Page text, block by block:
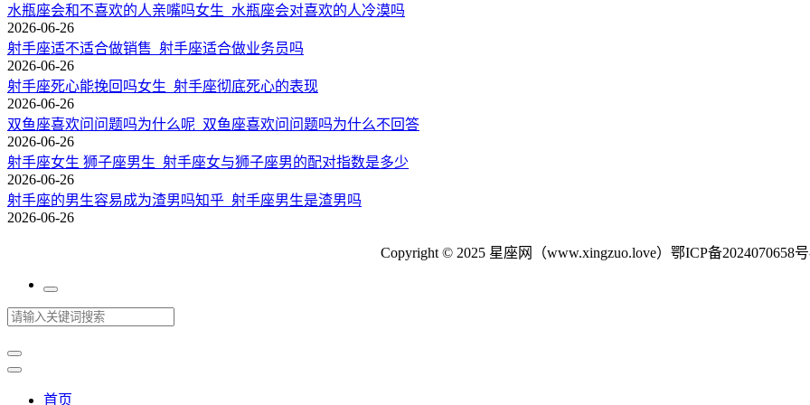
水瓶座会和不喜欢的人亲嘴吗女生_水瓶座会对喜欢的人冷漠吗
2026-06-26
射手座适不适合做销售_射手座适合做业务员吗
2026-06-26
射手座死心能挽回吗女生_射手座彻底死心的表现
2026-06-26
双鱼座喜欢问问题吗为什么呢_双鱼座喜欢问问题吗为什么不回答
2026-06-26
射手座女生 狮子座男生_射手座女与狮子座男的配对指数是多少
2026-06-26
射手座的男生容易成为渣男吗知乎_射手座男生是渣男吗
2026-06-26
Copyright © 2025 星座网（www.xingzuo.love） 鄂ICP备2024070658
首页